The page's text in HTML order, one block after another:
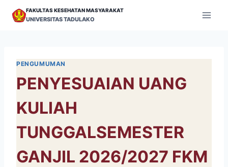
FAKULTAS KESEHATAN MASYARAKAT
UNIVERSITAS TADULAKO
PENGUMUMAN
PENYESUAIAN UANG
KULIAH
TUNGGALSEMESTER
GANJIL 2026/2027 FKM